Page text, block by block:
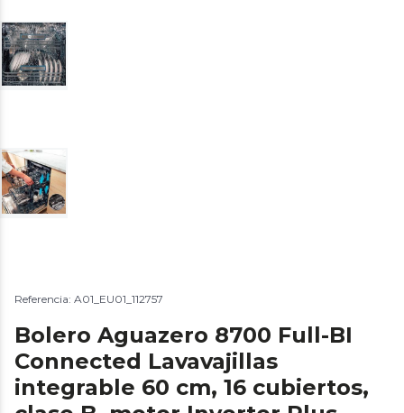
Referencia: A01_EU01_112757
Bolero Aguazero 8700 Full-BI
Connected Lavavajillas
integrable 60 cm, 16 cubiertos,